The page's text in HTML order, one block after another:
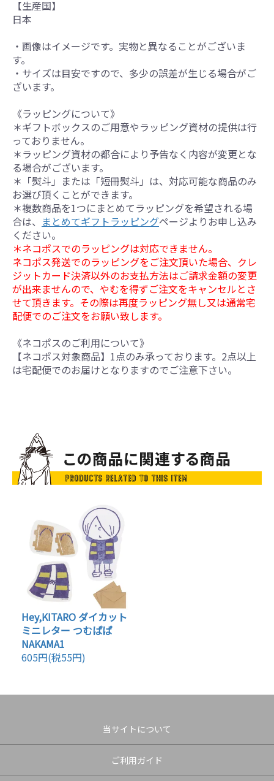
【生産国】
日本
・画像はイメージです。実物と異なることがございま
す。
・サイズは目安ですので、多少の誤差が生じる場合がご
ざいます。
《ラッピングについて》
＊ギフトボックスのご用意やラッピング資材の提供は行
っておりません。
＊ラッピング資材の都合により予告なく内容が変更とな
る場合がございます。
＊「熨斗」または「短冊熨斗」は、対応可能な商品のみ
お選び頂くことができます。
＊複数商品を1つにまとめてラッピングを希望される場
合は、 まとめてギフトラッピングページよりお申し込み
ください。
＊ネコポスでのラッピングは対応できません。
ネコポス発送でのラッピングをご注文頂いた場合、クレ
ジットカード決済以外のお支払方法はご請求金額の変更
が出来ませんので、やむを得ずご注文をキャンセルとさ
せて頂きます。その際は再度ラッピング無し又は通常宅
配便でのご注文をお願い致します。
《ネコポスのご利用について》
【ネコポス対象商品】1点のみ承っております。2点以上
は宅配便でのお届けとなりますのでご注意下さい。
Hey,KITARO ダイカット
ミニレター つむぱぱ
NAKAMA1
605円(税55円)
当サイトについて
ご利用ガイド